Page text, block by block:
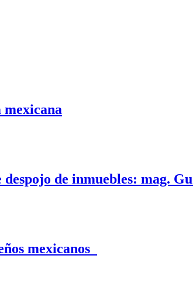
mexicana
de inmuebles: mag.
mexicanos